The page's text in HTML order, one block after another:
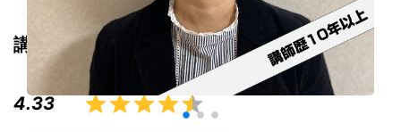
講師の評価
4.33